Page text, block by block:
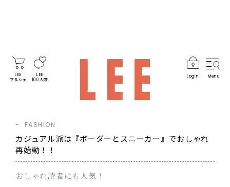
LEE
マルシェ
LEE
100人隊
Login Menu
FASHION
カジュアル派は『ボーダーとスニーカー』でおしゃれ
再始動！！
おしゃれ読者にも人気！